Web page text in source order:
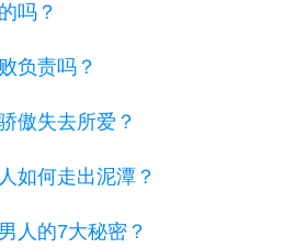
吗？
负责吗？
傲失去所爱？
如何走出泥潭？
人的7大秘密？